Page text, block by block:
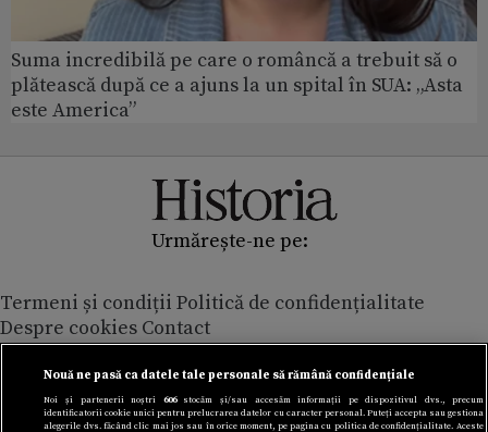
Suma incredibilă pe care o româncă a trebuit să o
plătească după ce a ajuns la un spital în SUA: „Asta
este America”
Urmărește-ne pe:
Termeni și condiții Politică de confidențialitate
Despre cookies Contact
Modifică preferințe pentru confidențialitate
© Toate drepturile rezervate Adevarul Holding 2026
Din rețeaua Adevărul Holding:
Nouă ne pasă ca datele tale personale să rămână confidențiale
Noi și partenerii noștri 606stocăm și/sau accesăm informații pe dispozitivul dvs., precum
identificatorii cookie unici pentru prelucrarea datelor cu caracter personal. Puteți accepta sau gestiona
alegerile dvs. făcând clic mai jos sau în orice moment, pe pagina cu politica de confidențialitate. Aceste